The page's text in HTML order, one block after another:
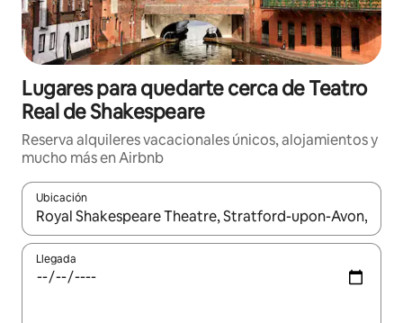
Lugares para quedarte cerca de Teatro
Real de Shakespeare
Reserva alquileres vacacionales únicos, alojamientos y
mucho más en Airbnb
Ubicación
Cuando los resultados estén disponibles, navega con las
Llegada